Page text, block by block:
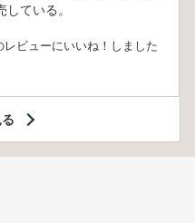
ている。
レビューにいいね！しました